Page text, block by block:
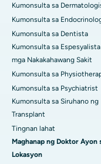
Kumonsulta sa
Kumonsulta sa
Kumonsulta sa Dentista
Kumonsulta sa
mga Nakakahawang Sakit
Kumonsulta sa
Kumonsulta sa Psychiatrist
Kumonsulta sa Siruhano ng
Transplant
Tingnan lahat
Maghanap ng Doktor Ayon
Lokasyon